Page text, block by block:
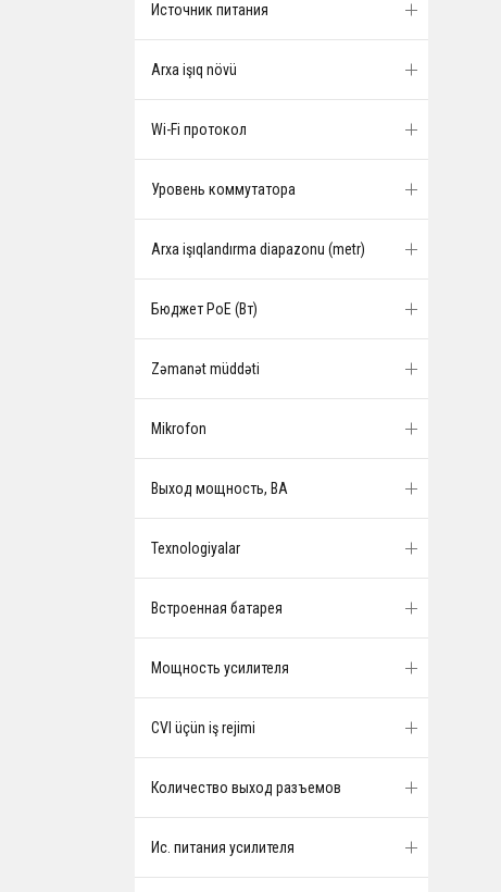
Источник питания
Arxa işıq növü
Wi-Fi протокол
Уровень коммутатора
Arxa işıqlandırma diapazonu (metr)
Бюджет PoE (Вт)
Zəmanət müddəti
Mikrofon
Выход мощность, ВА
Texnologiyalar
Встроенная батарея
Мощность усилителя
CVI üçün iş rejimi
Количество выход разъемов
Ис. питания усилителя